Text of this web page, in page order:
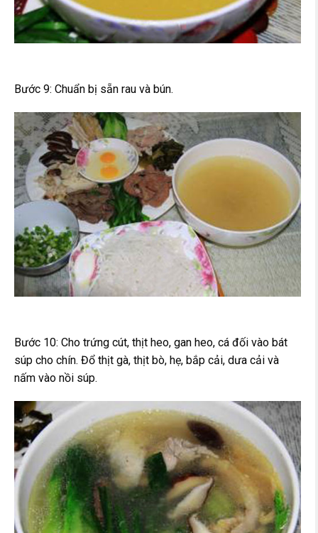
Bước 9: Chuẩn bị sẵn rau và bún.
Bước 10: Cho trứng cút, thịt heo, gan heo, cá đối vào bát
súp cho chín. Đổ thịt gà, thịt bò, hẹ, bắp cải, dưa cải và
nấm vào nồi súp.